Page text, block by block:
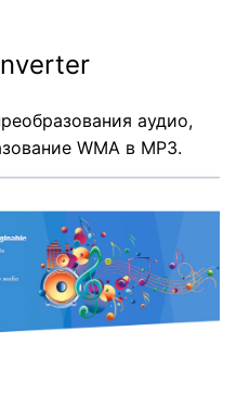
аудио,
WMA в MP3.